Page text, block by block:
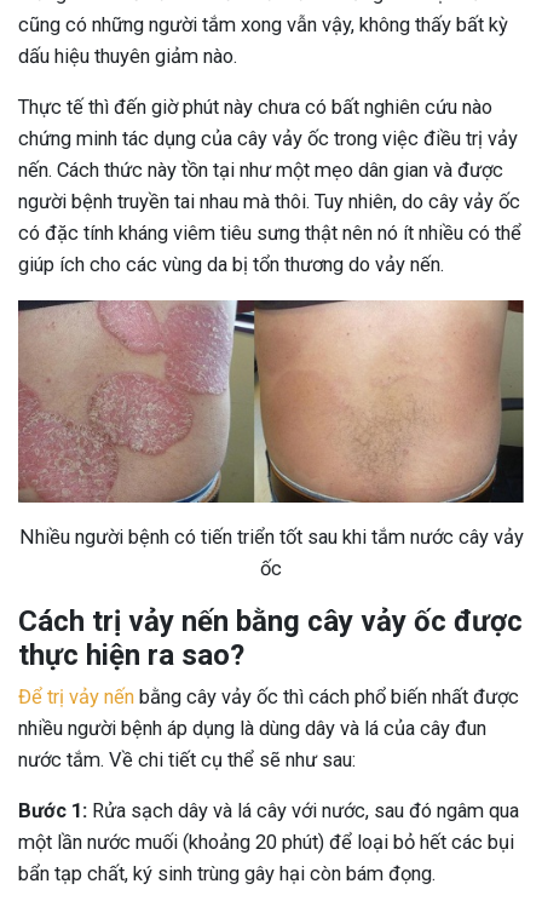
cũng có những người tắm xong vẫn vậy, không thấy bất kỳ
dấu hiệu thuyên giảm nào.
Thực tế thì đến giờ phút này chưa có bất nghiên cứu nào
chứng minh tác dụng của cây vảy ốc trong việc điều trị vảy
nến. Cách thức này tồn tại như một mẹo dân gian và được
người bệnh truyền tai nhau mà thôi. Tuy nhiên, do cây vảy ốc
có đặc tính kháng viêm tiêu sưng thật nên nó ít nhiều có thể
giúp ích cho các vùng da bị tổn thương do vảy nến.
Nhiều người bệnh có tiến triển tốt sau khi tắm nước cây vảy
ốc
Cách trị vảy nến bằng cây vảy ốc được
thực hiện ra sao?
Để trị vảy nến bằng cây vảy ốc thì cách phổ biến nhất được
nhiều người bệnh áp dụng là dùng dây và lá của cây đun
nước tắm. Về chi tiết cụ thể sẽ như sau:
Bước 1: Rửa sạch dây và lá cây với nước, sau đó ngâm qua
một lần nước muối (khoảng 20 phút) để loại bỏ hết các bụi
bẩn tạp chất, ký sinh trùng gây hại còn bám đọng.